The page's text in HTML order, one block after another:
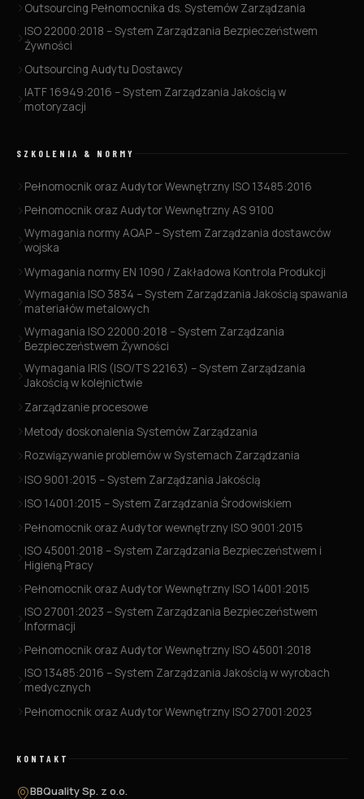
Outsourcing Pełnomocnika ds. Systemów Zarządzania
ISO 22000:2018 – System Zarządzania Bezpieczeństwem
Żywności
Outsourcing Audytu Dostawcy
IATF 16949:2016 – System Zarządzania Jakością w
motoryzacji
SZKOLENIA & NORMY
Pełnomocnik oraz Audytor Wewnętrzny ISO 13485:2016
Pełnomocnik oraz Audytor Wewnętrzny AS 9100
Wymagania normy AQAP – System Zarządzania dostawców
wojska
Wymagania normy EN 1090 / Zakładowa Kontrola Produkcji
Wymagania ISO 3834 – System Zarządzania Jakością spawania
materiałów metalowych
Wymagania ISO 22000:2018 – System Zarządzania
Bezpieczeństwem Żywności
Wymagania IRIS (ISO/TS 22163) – System Zarządzania
Jakością w kolejnictwie
Zarządzanie procesowe
Metody doskonalenia Systemów Zarządzania
Rozwiązywanie problemów w Systemach Zarządzania
ISO 9001:2015 – System Zarządzania Jakością
ISO 14001:2015 – System Zarządzania Środowiskiem
Pełnomocnik oraz Audytor wewnętrzny ISO 9001:2015
ISO 45001:2018 – System Zarządzania Bezpieczeństwem i
Higieną Pracy
Pełnomocnik oraz Audytor Wewnętrzny ISO 14001:2015
ISO 27001:2023 – System Zarządzania Bezpieczeństwem
Informacji
Pełnomocnik oraz Audytor Wewnętrzny ISO 45001:2018
ISO 13485:2016 – System Zarządzania Jakością w wyrobach
medycznych
Pełnomocnik oraz Audytor Wewnętrzny ISO 27001:2023
KONTAKT
BBQuality Sp. z o.o.